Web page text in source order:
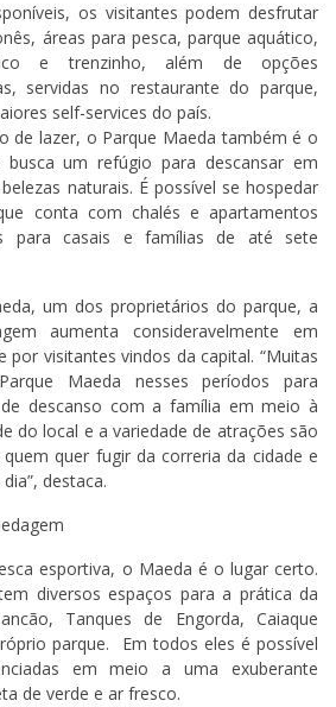
os visitantes podem desfrutar
áreas para pesca, parque aquático,
e trenzinho, além de opções
servidas no restaurante do parque,
self-services do país.
de lazer, o Parque Maeda também é o
um refúgio para descansar em
naturais. É possível se hospedar
conta com chalés e apartamentos
para casais e famílias de até sete
um dos proprietários do parque, a
aumenta consideravelmente em
por visitantes vindos da capital. “Muitas
Maeda nesses períodos para
descanso com a família em meio à
do local e a variedade de atrações são
quer fugir da correria da cidade e
destaca.
esportiva, o Maeda é o lugar certo.
diversos espaços para a prática da
Tanques de Engorda, Caiaque
parque. Em todos eles é possível
em meio a uma exuberante
de verde e ar fresco.